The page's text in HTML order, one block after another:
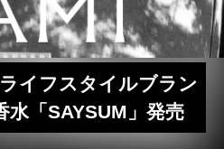
イフスタイルブラン
水「SAYSUM」発売